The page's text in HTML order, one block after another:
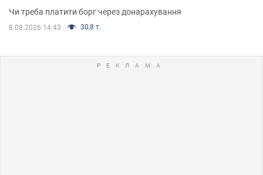
Чи треба платити борг через донарахування
8.08.2026 14:43 30,8 т.